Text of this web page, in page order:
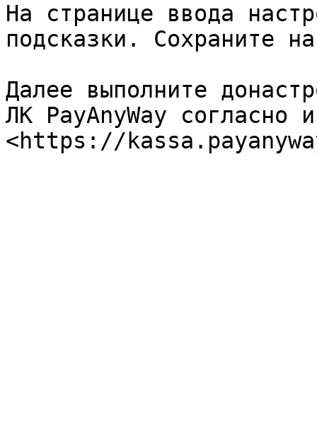
На странице ввода
подсказки. Сохраните
Далее выполните
ЛК PayAnyWay согласно